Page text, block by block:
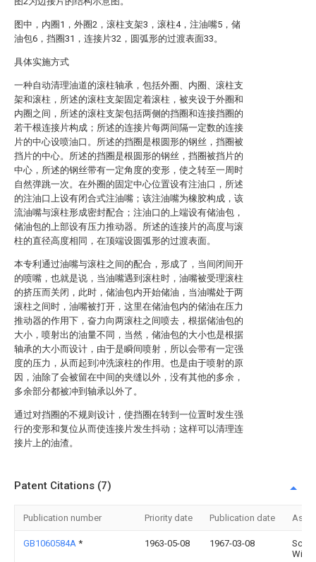
图中，内圈1，外圈2，滚柱支架3，滚柱4，注油嘴5，储
油包6，挡圈31，连接片32，圆弧形的过渡表面33。
具体实施方式
一种自动清理油道的滚柱轴承，包括外圈、内圈、滚柱支
架和滚柱，所述的滚柱支架固定着滚柱，被夹设于外圈和
内圈之间，所述的滚柱支架包括两侧的挡圈和连接挡圈的
若干根连接片构成；所述的连接片每两间隔一定数的连接
片的中心设喷油口。所述的挡圈是根圆形的钢丝，挡圈被
挡片的中心。所述的挡圈是根圆形的钢丝，挡圈被挡片的
中心，所述的钢丝带有一定角度的变形，使之转至一周时
自然弹跳一次。在外圈的固定中心位置设有注油口，所述
的注油口上设有闭合式注油嘴；该注油嘴为橡胶构成，该
流油嘴与滚柱形成密封配合；注油口的上端设有储油包，
储油包的上部设有压力推动器。所述的连接片的高度与滚
柱的直径高度相同，在顶端设圆弧形的过渡表面。
本专利通过油嘴与滚柱之间的配合，形成了，当间闭间开
的喷嘴，也就是说，当油嘴遇到滚柱时，油嘴被受理滚柱
的挤压而关闭，此时，储油包内开始储油，当油嘴处于两
滚柱之间时，油嘴被打开，这里在储油包内的储油在压力
推动器的作用下，奋力向两滚柱之间喷去，根据储油包的
大小，喷射出的油量不同，当然，储油包的大小也是根据
轴承的大小而设计，由于是瞬间喷射，所以会带有一定强
度的压力，从而起到冲洗滚柱的作用。也是由于喷射的原
因，油除了会被留在中间的夹缝以外，没有其他的多余，
多余部分都被冲到轴承以外了。
通过对挡圈的不规则设计，使挡圈在转到一位置时发生强
行的变形和复位从而使连接片发生抖动；这样可以清理连
接片上的油渣。
Patent Citations (7)
Publication number Priority date Publication date
GB1060584A * 1963-05-08 1967-03-08